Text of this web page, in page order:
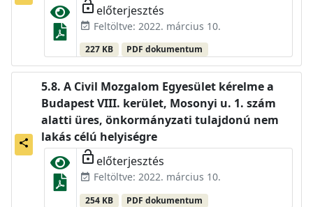
lock_open előterjesztés
event_available Feltöltve: 2022. március 10.
227 KB PDF dokumentum
share
A Civil Mozgalom Egyesület kérelme a
Budapest VIII. kerület, Mosonyi u. 1. szám
alatti üres, önkormányzati tulajdonú nem
lakás célú helyiségre
lock_open előterjesztés
event_available Feltöltve: 2022. március 10.
254 KB PDF dokumentum